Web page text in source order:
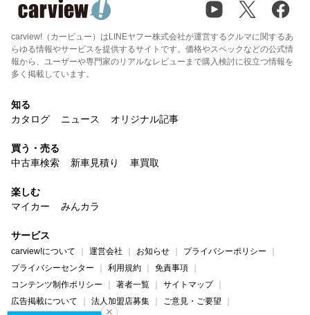
carview!（カービュー）はLINEヤフー株式会社が運営するクルマに関するあ
らゆる情報やサービスを提供するサイトです。価格やスペックなどの公式情
報から、ユーザーや専門家のリアルなレビューまで購入検討に役立つ情報を
多く掲載しています。
知る
カタログ
ニュース オリジナル記事
買う・売る
中古車検索
新車見積り 車買取
楽しむ
マイカー
みんカラ
サービス
carview!について 運営会社 お知らせ
プライバシーポリシー
プライバシーセンター
利用規約
免責事項
コンテンツ制作ポリシー
著者一覧
サイトマップ
広告掲載について
法人加盟店募集
ご意見・ご要望